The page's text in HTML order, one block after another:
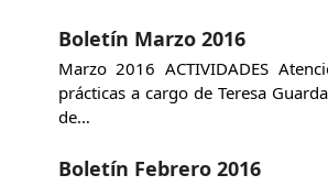
Boletín Marzo 2016
Marzo 2016 ACTIVIDADES
prácticas a cargo de Teresa
de…
Boletín Febrero 2016